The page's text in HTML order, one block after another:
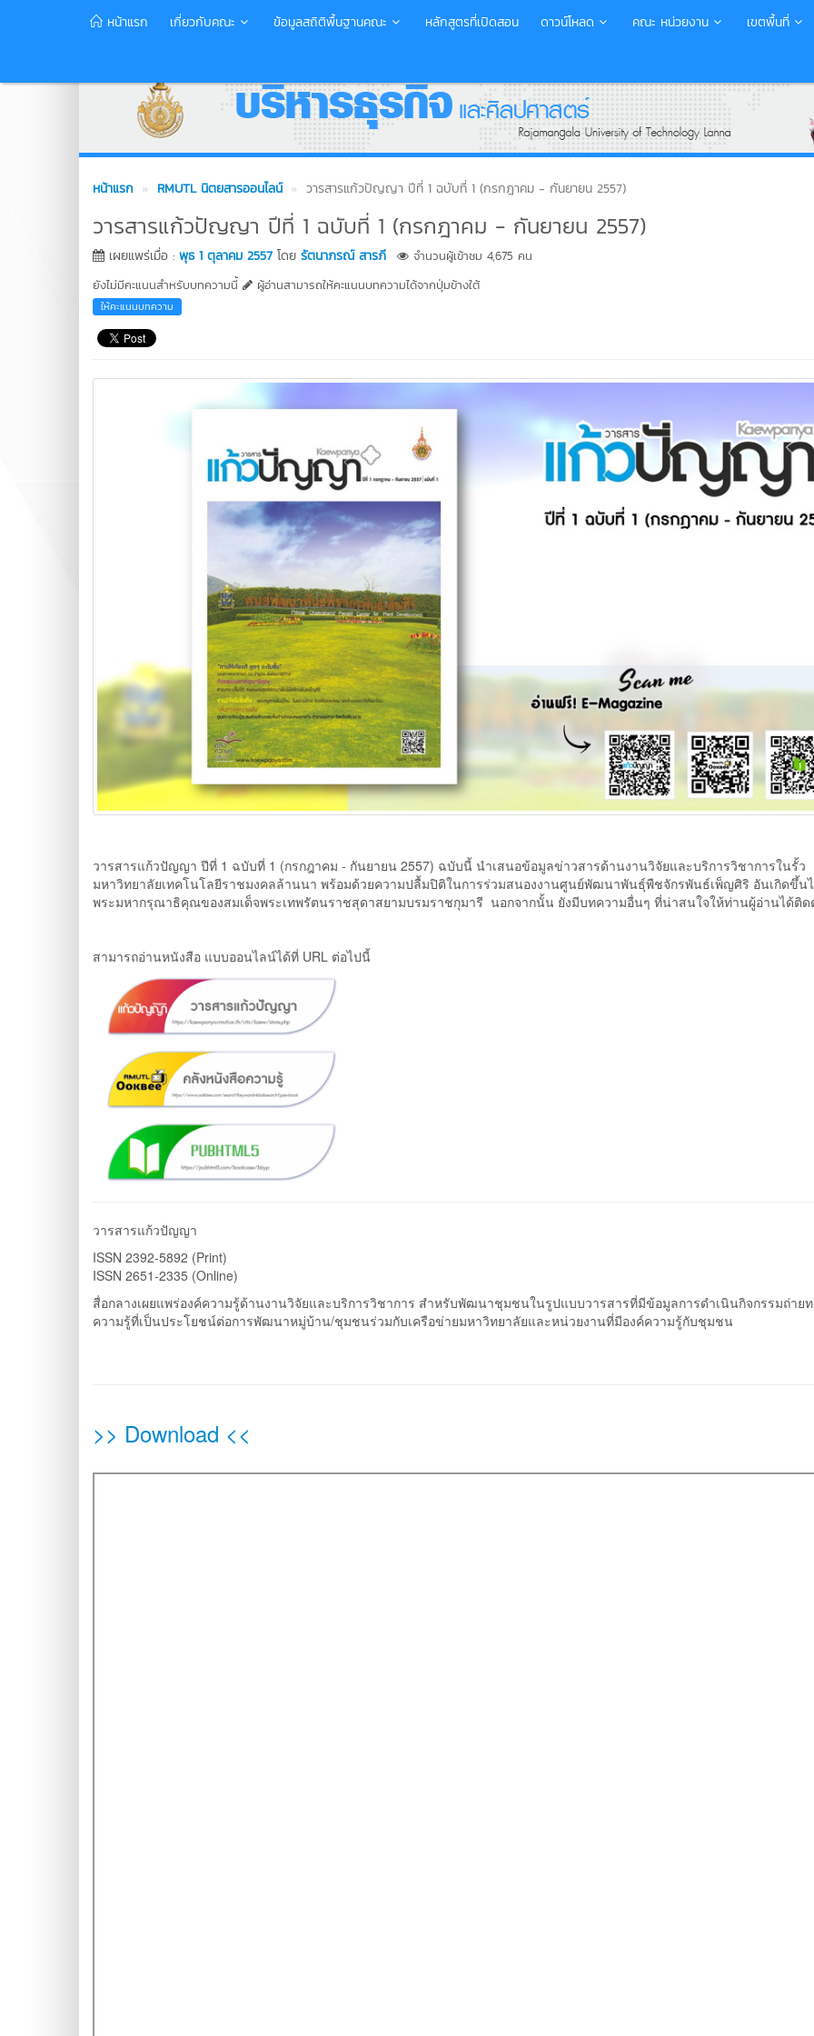
หน้าแรก เกี่ยวกับคณะ ข้อมูลสถิติพื้นฐานคณะ หลักสูตรที่เปิดสอน ดาวน์โหลด คณะ หน่วยงาน เขตพื้นที่
หน้าแรก RMUTL นิตยสารออนไลน์ วารสารแก้วปัญญา ปีที่ 1 ฉบับที่ 1 (กรกฎาคม - กันยายน 2557)
วารสารแก้วปัญญา ปีที่ 1 ฉบับที่ 1 (กรกฎาคม - กันยายน 2557)
เผยแพร่เมื่อ : พุธ 1 ตุลาคม 2557 โดย รัตนาภรณ์ สารภี
จำนวนผู้เข้าชม 4,675 คน
ยังไม่มีคะแนนสำหรับบทความนี้
ผู้อ่านสามารถให้คะแนนบทความได้จากปุ่มข้างใต้
ให้คะแนนบทความ
วารสารแก้วปัญญา ปีที่ 1 ฉบับที่ 1 (กรกฎาคม - กันยายน 2557) ฉบับนี้ นําเสนอข้อมูลข่าวสารด้านงานวิจัยและบริการวิชาการในรั้ว
มหาวิทยาลัยเทคโนโลยีราชมงคลล้านนา พร้อมด้วยความปลื้มปิติในการร่วมสนองงานศูนย์พัฒนาพันธุ์พืชจักรพันธ์เพ็ญศิริ อันเกิดขึ้น
พระมหากรุณาธิคุณของสมเด็จพระเทพรัตนราชสุดาสยามบรมราชกุมารี นอกจากนั้น ยังมีบทความอื่นๆ ที่น่าสนใจให้ท่านผู้อ่านได้ติด
สามารถอ่านหนังสือ แบบออนไลน์ได้ที่ URL ต่อไปนี้
วารสารแก้วปัญญา
ISSN 2392-5892 (Print)
ISSN 2651-2335 (Online)
สื่อกลางเผยแพร่องค์ความรู้ด้านงานวิจัยและบริการวิชาการ สำหรับพัฒนาชุมชนในรูปแบบวารสารที่มีข้อมูลการดำเนินกิจกรรมถ่าย
ความรู้ที่เป็นประโยชน์ต่อการพัฒนาหมู่บ้าน/ชุมชนร่วมกับเครือข่ายมหาวิทยาลัยและหน่วยงานที่มีองค์ความรู้กับชุมชน
>> Download <<